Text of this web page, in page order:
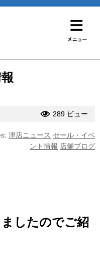
289 ビュー
津店ニュース セール・イベ
ント情報 店舗ブログ
したのでご紹